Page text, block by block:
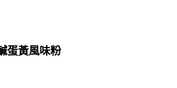
蛋黃風味粉